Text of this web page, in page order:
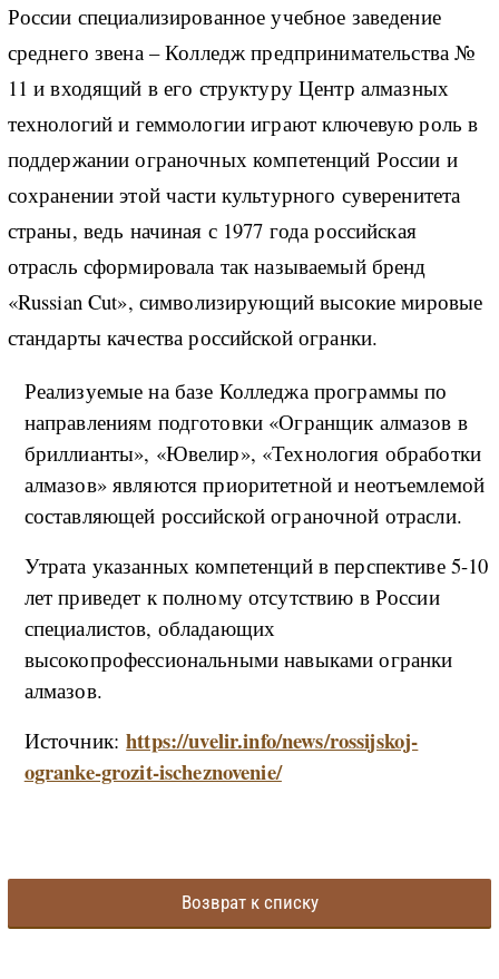
России специализированное учебное заведение
среднего звена – Колледж предпринимательства №
11 и входящий в его структуру Центр алмазных
технологий и геммологии играют ключевую роль в
поддержании ограночных компетенций России и
сохранении этой части культурного суверенитета
страны, ведь начиная с 1977 года российская
отрасль сформировала так называемый бренд
«Russian Cut», символизирующий высокие мировые
стандарты качества российской огранки.
Реализуемые на базе Колледжа программы по
направлениям подготовки «Огранщик алмазов в
бриллианты», «Ювелир», «Технология обработки
алмазов» являются приоритетной и неотъемлемой
составляющей российской ограночной отрасли.
Утрата указанных компетенций в перспективе 5-10
лет приведет к полному отсутствию в России
специалистов, обладающих
высокопрофессиональными навыками огранки
алмазов.
Источник:https://uvelir.info/news/rossijskoj-
ogranke-grozit-ischeznovenie/
Возврат к списку